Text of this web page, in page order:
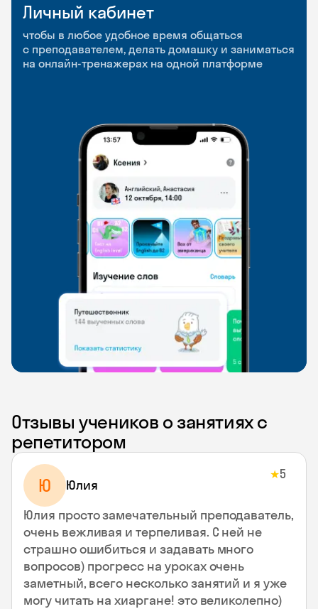
Личный кабинет
чтобы в любое удобное время общаться
с преподавателем, делать домашку и заниматься
на онлайн-тренажерах на одной платформе
Мобильное
приложение
чтобы заниматься и изучать новые слова где
и когда удобно
Разговорные клубы
и Talks
Групповые занятия для разговорной практики
и индивидуальные встречи с преподавателями
Отзывы учеников о занятиях с
репетитором
Ю Юлия
★5
Юлия просто замечательный преподаватель,
очень вежливая и терпеливая. С ней не
страшно ошибиться и задавать много
вопросов) прогресс на уроках очень
заметный, всего несколько занятий и я уже
могу читать на хиаргане! это великолепно)